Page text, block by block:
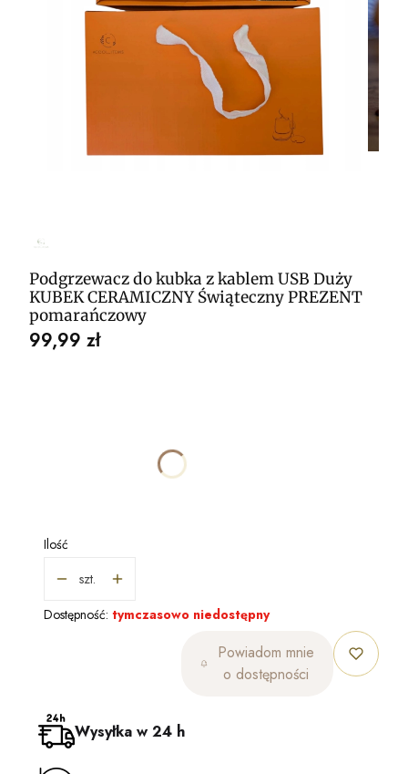
Podgrzewacz do kubka z kablem USB Duży
KUBEK CERAMICZNY Świąteczny PREZENT
pomarańczowy
Cena
99,99 zł
Poszczególne warianty mogą różnić się ceną
Ilość
szt.
Dostępność: tymczasowo niedostępny
Powiadom mnie
o dostępności
Wysyłka w 24 h